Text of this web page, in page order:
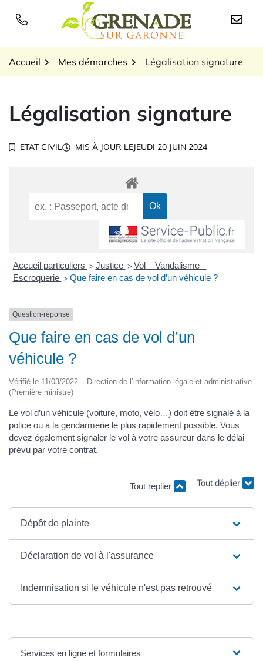
Logo Grenade sur
Accueil Mes démarches Légalisation signature
Légalisation signature
ETAT CIVIL MIS À JOUR LEJEUDI 20 JUIN 2024
Accueil particuliers > Justice > Vol – Vandalisme –
Escroquerie > Que faire en cas de vol d’un véhicule ?
Question-réponse
Que faire en cas de vol d’un
véhicule ?
Vérifié le 11/03/2022 – Direction de l’information légale et administrative
(Première ministre)
Le vol d’un véhicule (voiture, moto, vélo…) doit être signalé à la
police ou à la gendarmerie le plus rapidement possible. Vous
devez également signaler le vol à votre assureur dans le délai
prévu par votre contrat.
Tout replier Tout déplier
Dépôt de plainte
Déclaration de vol à l'assurance
Indemnisation si le véhicule n'est pas retrouvé
Services en ligne et formulaires